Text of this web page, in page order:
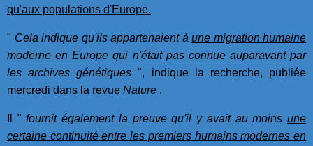
qu'aux populations d'Europe.
" Cela indique qu'ils appartenaient à une migration humaine
moderne en Europe qui n'était pas connue auparavantpar
les archives génétiques ", indique la recherche, publiée
mercredi dans la revue Nature .
Il "fournit également la preuve qu'il y avait au moinsune
certaine continuité entre les premiers humains modernes en